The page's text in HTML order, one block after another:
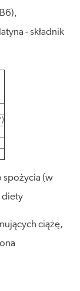
- składnik
spożycia (w
diety
ciążę,